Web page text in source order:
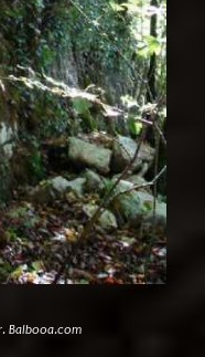
Balbooa.com